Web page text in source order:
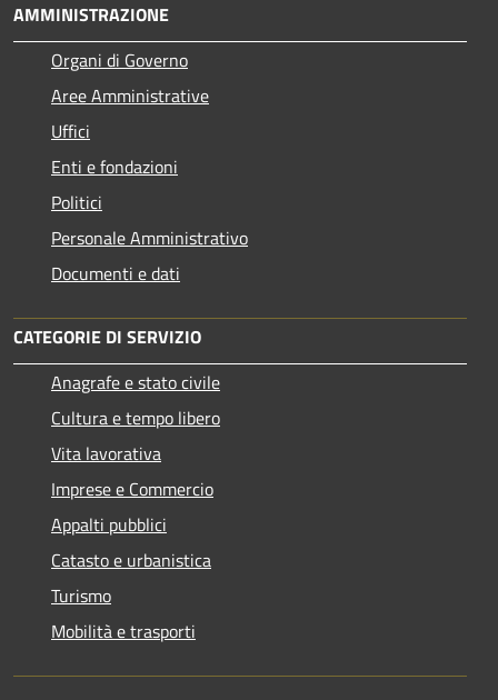
AMMINISTRAZIONE
Organi di Governo
Aree Amministrative
Uffici
Enti e fondazioni
Politici
Personale Amministrativo
Documenti e dati
CATEGORIE DI SERVIZIO
Anagrafe e stato civile
Cultura e tempo libero
Vita lavorativa
Imprese e Commercio
Appalti pubblici
Catasto e urbanistica
Turismo
Mobilità e trasporti